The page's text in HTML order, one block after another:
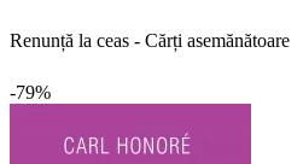
Renunță la ceas - Cărți asemănătoare
-79%